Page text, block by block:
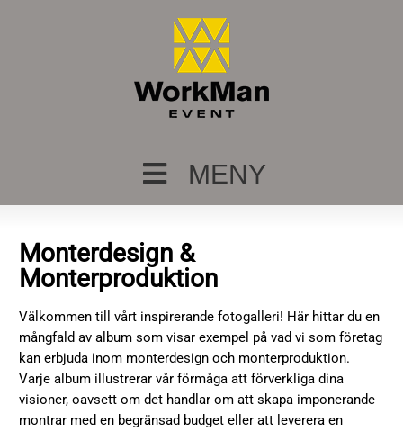
MENY
Monterdesign &
Monterproduktion
Välkommen till vårt inspirerande fotogalleri! Här hittar du en
mångfald av album som visar exempel på vad vi som företag
kan erbjuda inom monterdesign och monterproduktion.
Varje album illustrerar vår förmåga att förverkliga dina
visioner, oavsett om det handlar om att skapa imponerande
montrar med en begränsad budget eller att leverera en